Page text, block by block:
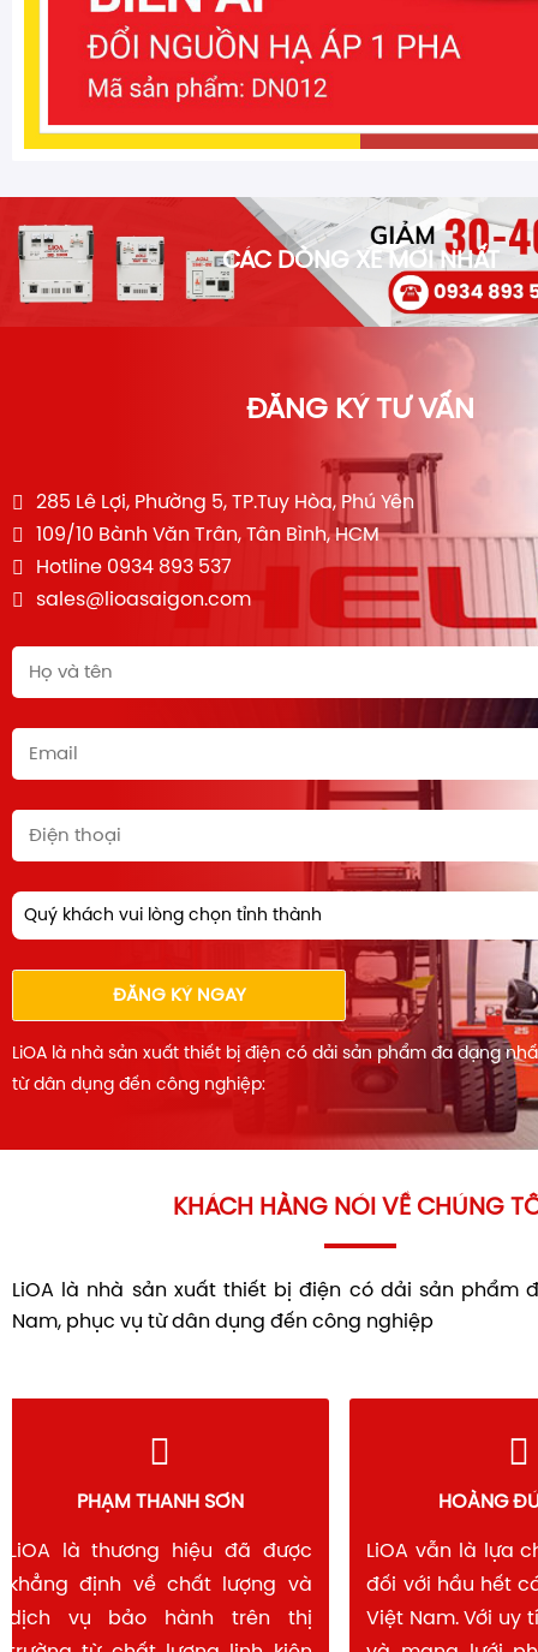
CÁC DÒNG XE MỚI NHẤT
ĐĂNG KÝ TƯ VẤN
285 Lê Lợi, Phường 5, TP.Tuy Hòa, Phú Yên
109/10 Bành Văn Trân, Tân Bình, HCM
Hotline 0934 893 537
sales@lioasaigon.com
Quý khách vui lòng chọn tỉnh thành
ĐĂNG KÝ NGAY
LiOA là nhà sản xuất thiết bị điện có dải sản phẩm đa dạng
từ dân dụng đến công nghiệp:
KHÁCH HÀNG NÓI VỀ CHÚNG
LiOA là nhà sản xuất thiết bị điện có dải sản phẩm
Nam, phục vụ từ dân dụng đến công nghiệp
PHẠM THANH SƠN
LiOA là thương hiệu đã được
khẳng định về chất lượng và
dịch vụ bảo hành trên thị
HOÀNG
LiOA vẫn là
đối với hầu
Việt Nam. Với